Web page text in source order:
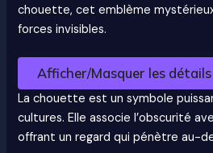
chouette, cet emblème
forces invisibles.
Afficher/Masquer les détails
La chouette est un symbole
cultures. Elle associe l’obscurité
offrant un regard qui pénètre au-